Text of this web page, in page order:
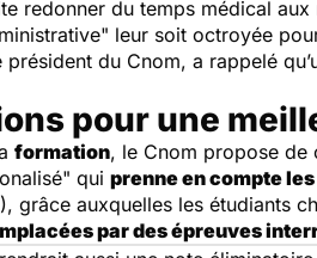
redonner du temps médical
leur soit octroyée
président du Cnom, a rappelé
pour une
formation, le Cnom propose de
qui prenne en compte
grâce auxquelles les étudiants
par des épreuves